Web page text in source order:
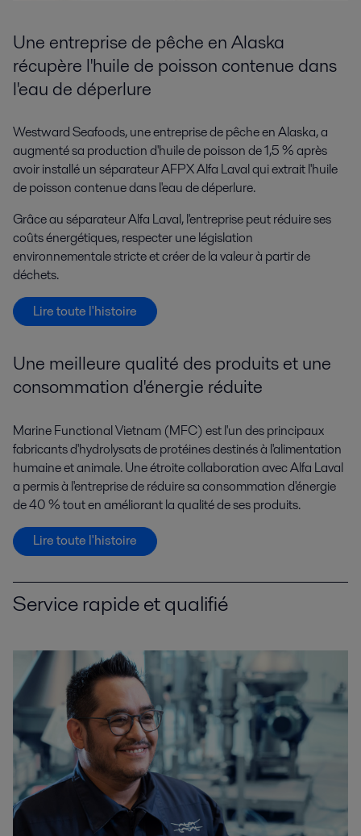
Une entreprise de pêche en Alaska
récupère l'huile de poisson contenue dans
l'eau de déperlure
Westward Seafoods, une entreprise de pêche en Alaska, a
augmenté sa production d'huile de poisson de 1,5 % après
avoir installé un séparateur AFPX Alfa Laval qui extrait l'huile
de poisson contenue dans l'eau de déperlure.
Grâce au séparateur Alfa Laval, l'entreprise peut réduire ses
coûts énergétiques, respecter une législation
environnementale stricte et créer de la valeur à partir de
déchets.
Lire toute l'histoire
Une meilleure qualité des produits et une
consommation d'énergie réduite
Marine Functional Vietnam (MFC) est l'un des principaux
fabricants d'hydrolysats de protéines destinés à l'alimentation
humaine et animale. Une étroite collaboration avec Alfa Laval
a permis à l'entreprise de réduire sa consommation d'énergie
de 40 % tout en améliorant la qualité de ses produits.
Lire toute l'histoire
Service rapide et qualifié